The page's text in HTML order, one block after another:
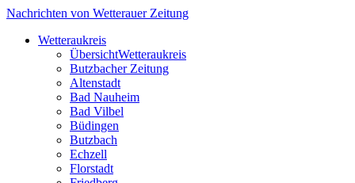
Nachrichten von Wetterauer Zeitung
Wetteraukreis
ÜbersichtWetteraukreis
Butzbacher Zeitung
Altenstadt
Bad Nauheim
Bad Vilbel
Büdingen
Butzbach
Echzell
Florstadt